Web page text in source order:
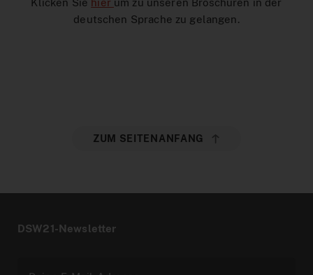
Klicken Sie hier um zu unseren Broschüren in der
deutschen Sprache zu gelangen.
ZUM SEITENANFANG
DSW21-Newsletter